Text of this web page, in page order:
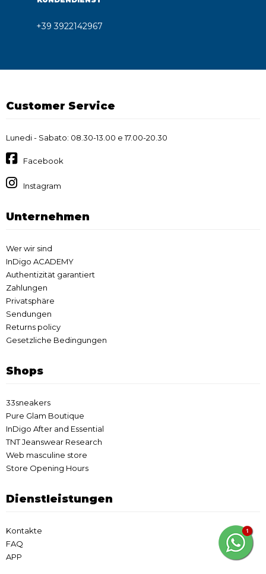
+39 3922142967
Customer Service
Lunedi - Sabato: 08.30-13.00 e 17.00-20.30
Facebook
Instagram
Unternehmen
Wer wir sind
InDigo ACADEMY
Authentizität garantiert
Zahlungen
Privatsphäre
Sendungen
Returns policy
Gesetzliche Bedingungen
Shops
33sneakers
Pure Glam Boutique
InDigo After and Essential
TNT Jeanswear Research
Web masculine store
Store Opening Hours
Dienstleistungen
Kontakte
FAQ
APP